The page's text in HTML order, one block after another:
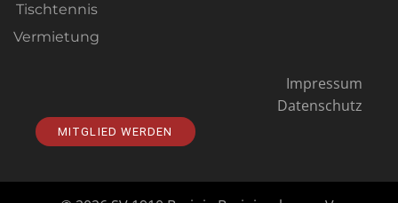
Tischtennis
Vermietung
Impressum
Datenschutz
MITGLIED WERDEN